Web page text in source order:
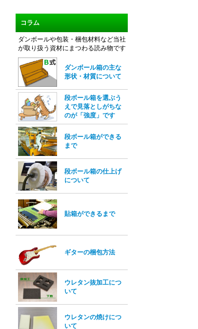
コラム
ダンボールや包装・梱包材料など当社
が取り扱う資材にまつわる読み物です
ダンボール箱の主な
形状・材質について
段ボール箱を選ぶう
えで見落としがちな
のが「強度」です
段ボール箱ができる
まで
段ボール箱の仕上げ
について
貼箱ができるまで
ギターの梱包方法
ウレタン抜加工につ
いて
ウレタンの焼けにつ
いて